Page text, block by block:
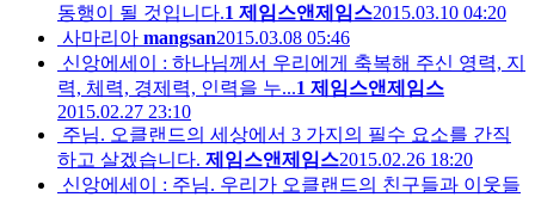
동행이 될 것입니다.1 제임스앤제임스2015.03.10 04:20
사마리아 mangsan2015.03.08 05:46
신앙에세이 : 하나님께서 우리에게 축복해 주신 영력, 지
력, 체력, 경제력, 인력을 누...1 제임스앤제임스
2015.02.27 23:10
주님. 오클랜드의 세상에서 3 가지의 필수 요소를 간직
하고 살겠습니다. 제임스앤제임스2015.02.26 18:20
신앙에세이 : 주님. 우리가 오클랜드의 친구들과 이웃들